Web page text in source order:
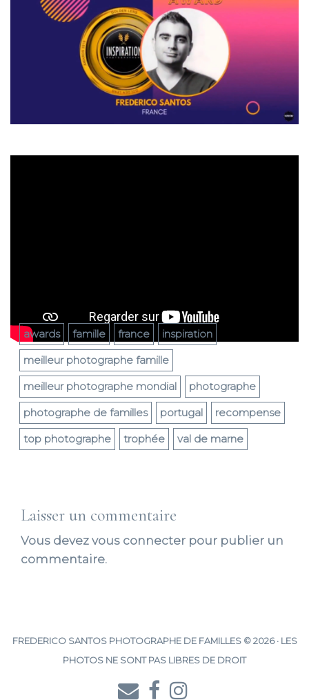
awards famille france
inspiration
meilleur photographe famille
meilleur photographe mondial
photographe
photographe de familles
portugal
recompense
top photographe
trophée val de marne
Laisser un commentaire
Vous devez vous connecter pour publier un
commentaire.
FREDERICO SANTOS PHOTOGRAPHE DE FAMILLES © 2026 · LES
PHOTOS NE SONT PAS LIBRES DE DROIT